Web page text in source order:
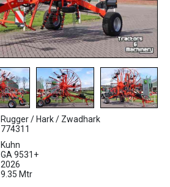
Rugger / Hark / Zwadhark
774311
Kuhn
GA 9531+
2026
9.35 Mtr